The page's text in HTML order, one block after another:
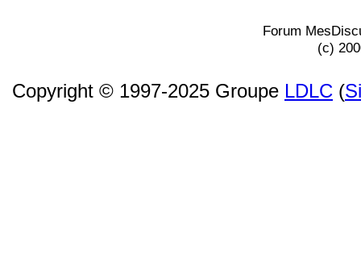
Forum
(c)
Copyright © 1997-2025 Groupe LDLC (